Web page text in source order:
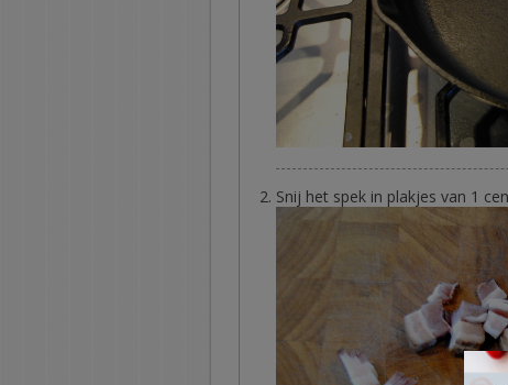
Snij het spek in plakjes van 1